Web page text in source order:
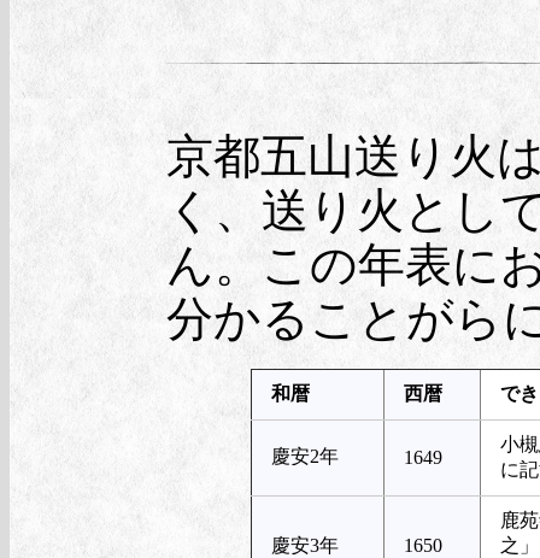
京都五山送り火
く、送り火とし
ん。この年表に
分かることがら
和暦 西暦 で
慶安2年 1649
小
に
慶安3年 1650
鹿
之